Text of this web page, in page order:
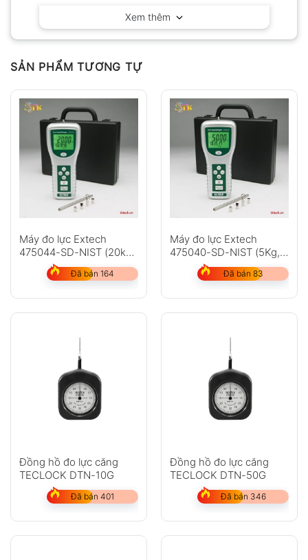
Có ảnh
Chưa có đánh giá nào.
Hỏi đáp
Xem thêm
SẢN PHẨM TƯƠNG TỰ
Máy đo lực Extech
475044-SD-NIST (20kg,
hiệu chuẩn NIST)
Đã bán 164
Máy đo lực Extech
475040-SD-NIST (5Kg,
hiệu chuẩn Nist)
Đã bán 83
Đồng hồ đo lực căng
TECLOCK DTN-10G
Đã bán 401
Đồng hồ đo lực căng
TECLOCK DTN-50G
Đã bán 346